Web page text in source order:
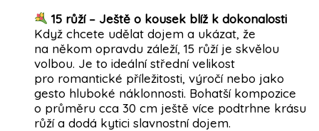
15 růží – Ještě o kousek blíž k dokonalosti
Když chcete udělat dojem a ukázat, že
na někom opravdu záleží, 15 růží je skvělou
volbou. Je to ideální střední velikost
pro romantické příležitosti, výročí nebo jako
gesto hluboké náklonnosti. Bohatší kompozice
o průměru cca 30 cm ještě více podtrhne krásu
růží a dodá kytici slavnostní dojem.